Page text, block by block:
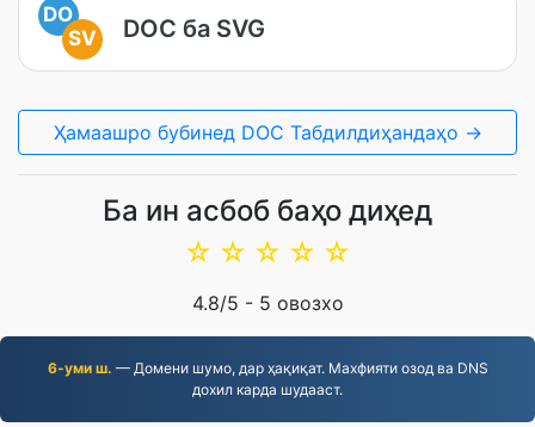
DO
SV
DOC ба SVG
Ҳамаашро бубинед DOC Табдилдиҳандаҳо →
Ба ин асбоб баҳо диҳед
☆
☆
☆
☆
☆
4.8/5 - 5 овозхо
6-уми ш. — Домени шумо, дар ҳақиқат. Махфияти озод ва DNS
дохил карда шудааст.